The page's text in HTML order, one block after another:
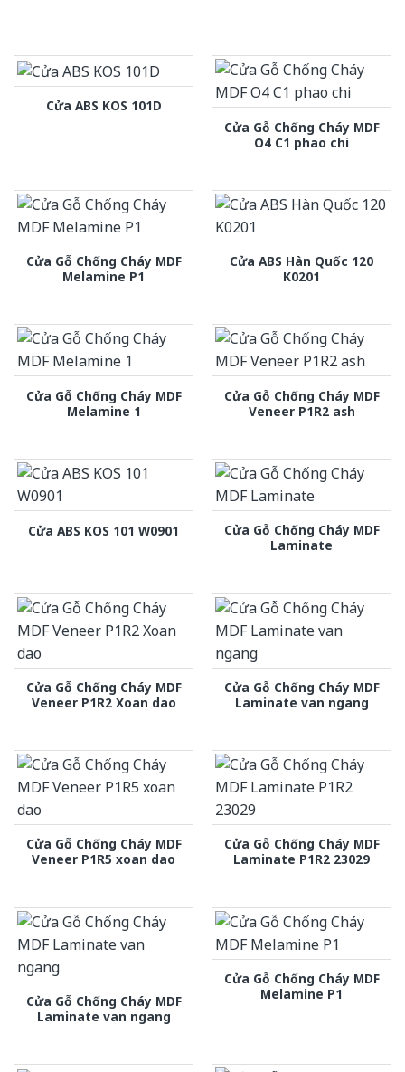
Cửa ABS KOS 101D
Cửa Gỗ Chống Cháy MDF
O4 C1 phao chi
Cửa Gỗ Chống Cháy MDF
Melamine P1
Cửa ABS Hàn Quốc 120
K0201
Cửa Gỗ Chống Cháy MDF
Melamine 1
Cửa Gỗ Chống Cháy MDF
Veneer P1R2 ash
Cửa ABS KOS 101 W0901
Cửa Gỗ Chống Cháy MDF
Laminate
Cửa Gỗ Chống Cháy MDF
Veneer P1R2 Xoan dao
Cửa Gỗ Chống Cháy MDF
Laminate van ngang
Cửa Gỗ Chống Cháy MDF
Veneer P1R5 xoan dao
Cửa Gỗ Chống Cháy MDF
Laminate P1R2 23029
Cửa Gỗ Chống Cháy MDF
Laminate van ngang
Cửa Gỗ Chống Cháy MDF
Melamine P1